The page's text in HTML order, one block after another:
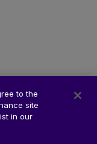
to the
site
in our